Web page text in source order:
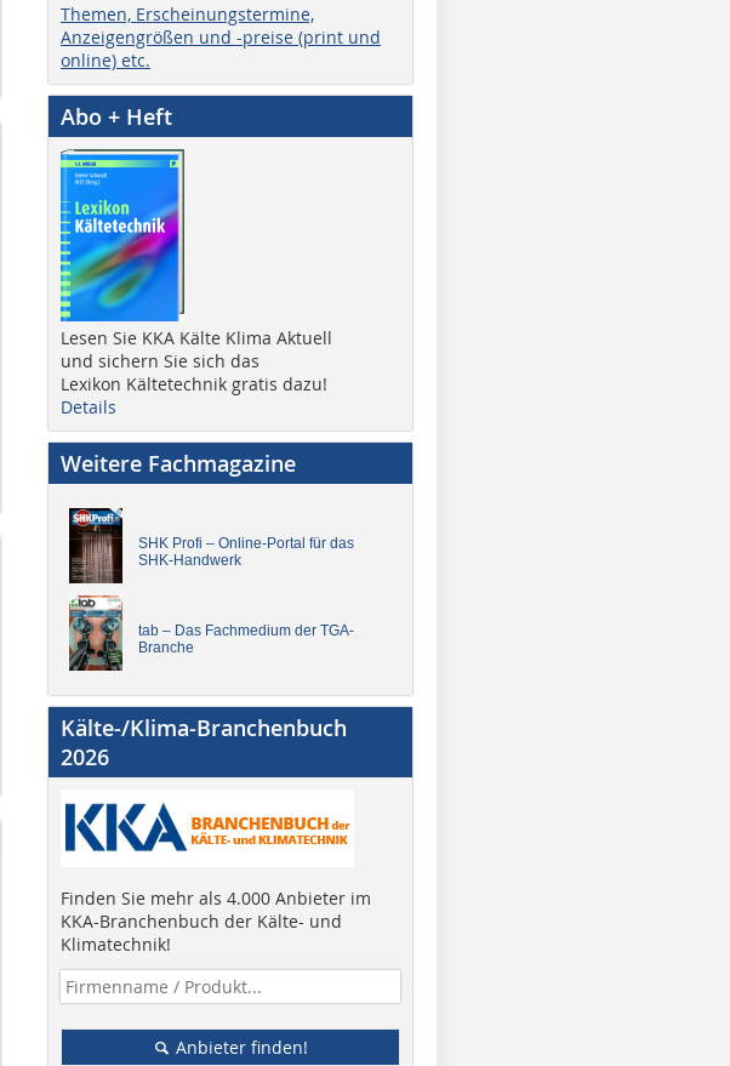
Themen, Erscheinungstermine,
Anzeigengrößen und -preise (print und
online) etc.
Abo + Heft
Lesen Sie KKA Kälte Klima Aktuell
und sichern Sie sich das
Lexikon Kältetechnik gratis dazu!
Details
Weitere Fachmagazine
SHK Profi – Online-Portal für das
SHK-Handwerk
tab – Das Fachmedium der TGA-
Branche
Kälte-/Klima-Branchenbuch
2026
Finden Sie mehr als 4.000 Anbieter im
KKA-Branchenbuch der Kälte- und
Klimatechnik!
Anbieter finden!